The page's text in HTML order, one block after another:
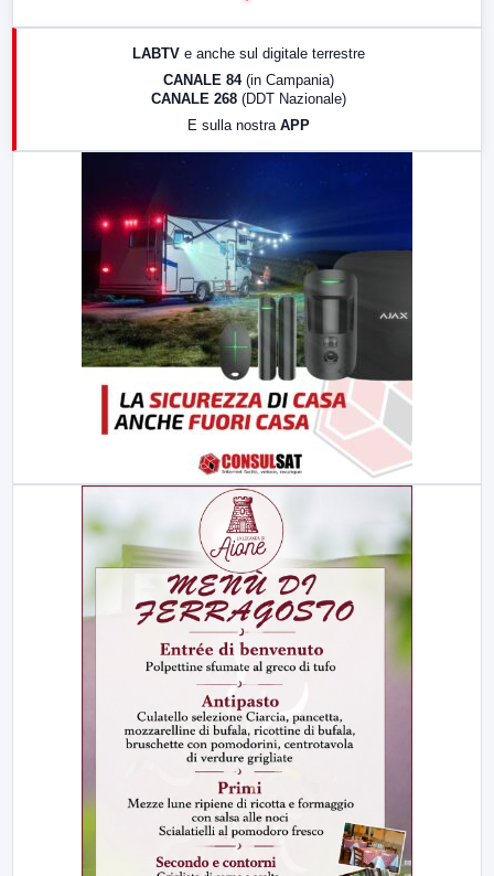
17:00 LabNews (replica)
LABTV e anche sul digitale terrestre
CANALE 84 (in Campania)
CANALE 268 (DDT Nazionale)
E sulla nostra APP